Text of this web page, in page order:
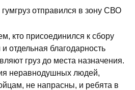
кто присоединился к сбору
отдельная благодарность
груз до места назначения.
неравнодушных людей,
не напрасны, и ребята в